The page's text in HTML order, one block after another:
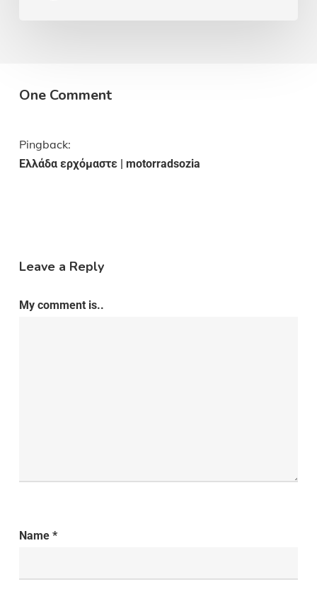
One Comment
Pingback:
Ελλάδα ερχόμαστε | motorradsozia
Leave a Reply
My comment is..
Name *